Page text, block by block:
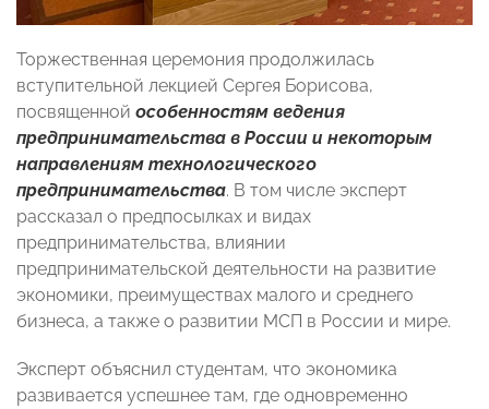
Торжественная церемония продолжилась
вступительной лекцией Сергея Борисова,
посвященной особенностям ведения
предпринимательства в России и некоторым
направлениям технологического
предпринимательства. В том числе эксперт
рассказал о предпосылках и видах
предпринимательства, влиянии
предпринимательской деятельности на развитие
экономики, преимуществах малого и среднего
бизнеса, а также о развитии МСП в России и мире.
Эксперт объяснил студентам, что экономика
развивается успешнее там, где одновременно